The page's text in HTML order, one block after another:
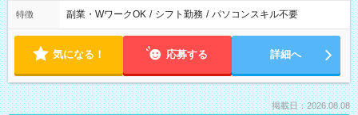
特徴 副業・WワークOK / シフト勤務 / パソコンスキル不要
気になる！ 応募する 詳細へ
掲載日：2026.08.08